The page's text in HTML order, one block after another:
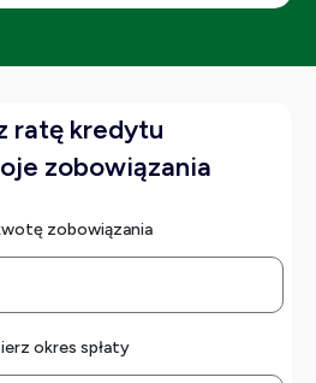
ratę kredytu
zobowiązania
zobowiązania
okres spłaty